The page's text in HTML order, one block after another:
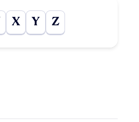
X Y Z